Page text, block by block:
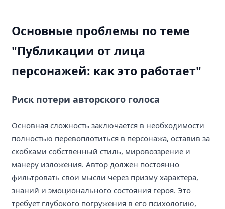
Основные проблемы по теме
"Публикации от лица
персонажей: как это работает"
Риск потери авторского голоса
Основная сложность заключается в необходимости
полностью перевоплотиться в персонажа, оставив за
скобками собственный стиль, мировоззрение и
манеру изложения. Автор должен постоянно
фильтровать свои мысли через призму характера,
знаний и эмоционального состояния героя. Это
требует глубокого погружения в его психологию,